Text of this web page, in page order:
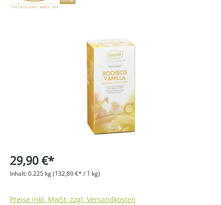
29,90 €*
Inhalt:0.225 kg(132,89 €* / 1 kg)
Preise inkl. MwSt. zzgl. Versandkosten